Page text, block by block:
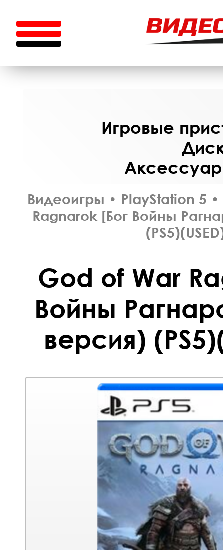
Игровые
Видеоигры • PlayStation 5 •
Ragnarok [Бог Войны
God of War
Войны
версия)